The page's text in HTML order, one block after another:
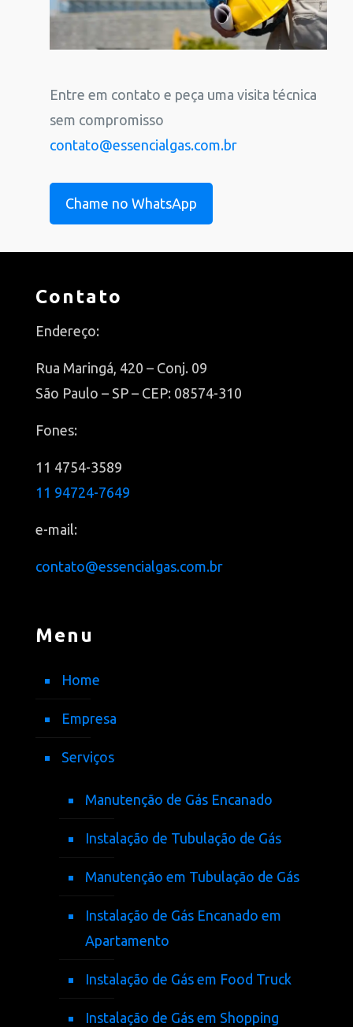
Entre em contato e peça uma visita técnica
sem compromisso
contato@essencialgas.com.br
Chame no WhatsApp
Contato
Endereço:
Rua Maringá, 420 – Conj. 09
São Paulo – SP – CEP: 08574-310
Fones:
11 4754-3589
11 94724-7649
e-mail:
contato@essencialgas.com.br
Menu
Home
Empresa
Serviços
Manutenção de Gás Encanado
Instalação de Tubulação de Gás
Manutenção em Tubulação de Gás
Instalação de Gás Encanado em
Apartamento
Instalação de Gás em Food Truck
Instalação de Gás em Shopping